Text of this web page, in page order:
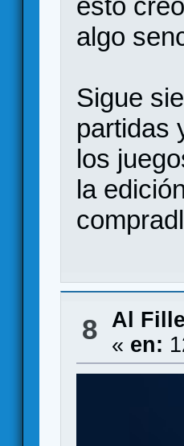
esto
algo
Sigue
partidas
los
la
8 Al
« en: